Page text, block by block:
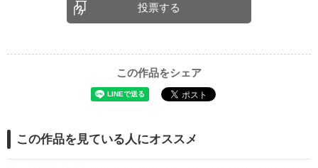
投票する
この作品をシェア
この作品を見ている人にオススメ